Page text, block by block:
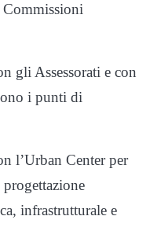
gli Assessorati e con
i punti di
l’Urban Center per
infrastrutturale e